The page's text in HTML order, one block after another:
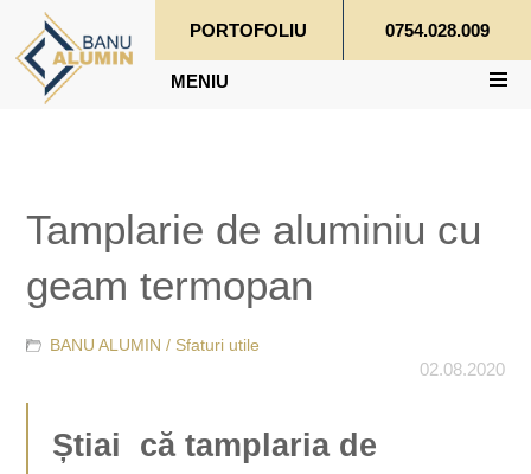
0754.028.009
PORTOFOLIU
MENIU
Tamplarie de aluminiu cu
geam termopan
BANU ALUMIN / Sfaturi utile
02.08.2020
Știai că tamplaria de